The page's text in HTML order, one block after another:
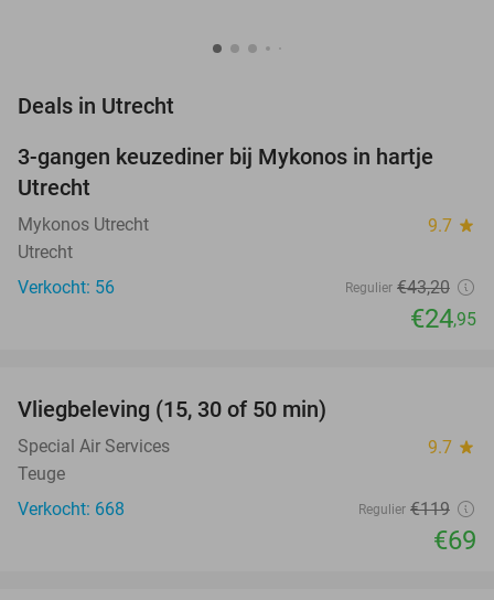
Deals in Utrecht
42%
NEW
TODAY
3-gangen keuzediner bij Mykonos in hartje
Utrecht
Mykonos Utrecht 9.7 star
Utrecht
Verkocht: 56
Regulier €43,20
€24,95
Vliegbeleving (15, 30 of 50 min)
Special Air Services 9.7 star
Teuge
Verkocht: 668
Regulier €119
€69